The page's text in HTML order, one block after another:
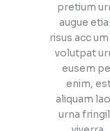
pretium
augue
risus acc
volutpat
eusem
enim,
aliquam
urna